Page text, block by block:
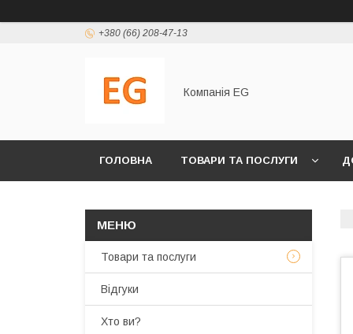
+380 (66) 208-47-13
Компанія EG
ГОЛОВНА ТОВАРИ ТА ПОСЛУГИ
Товари та послуги
Відгуки
Хто ви?